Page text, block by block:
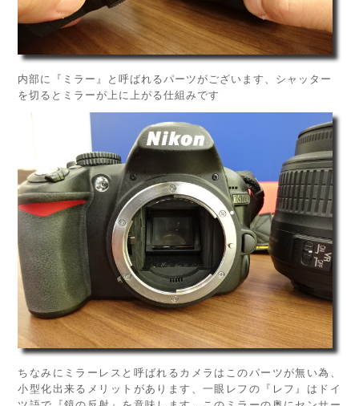
内部に『ミラー』と呼ばれるパーツがございます、シャッター
を切るとミラーが上に上がる仕組みです
ちなみにミラーレスと呼ばれるカメラはこのパーツが無い為、
小型化出来るメリットがあります、一眼レフの『レフ』はドイ